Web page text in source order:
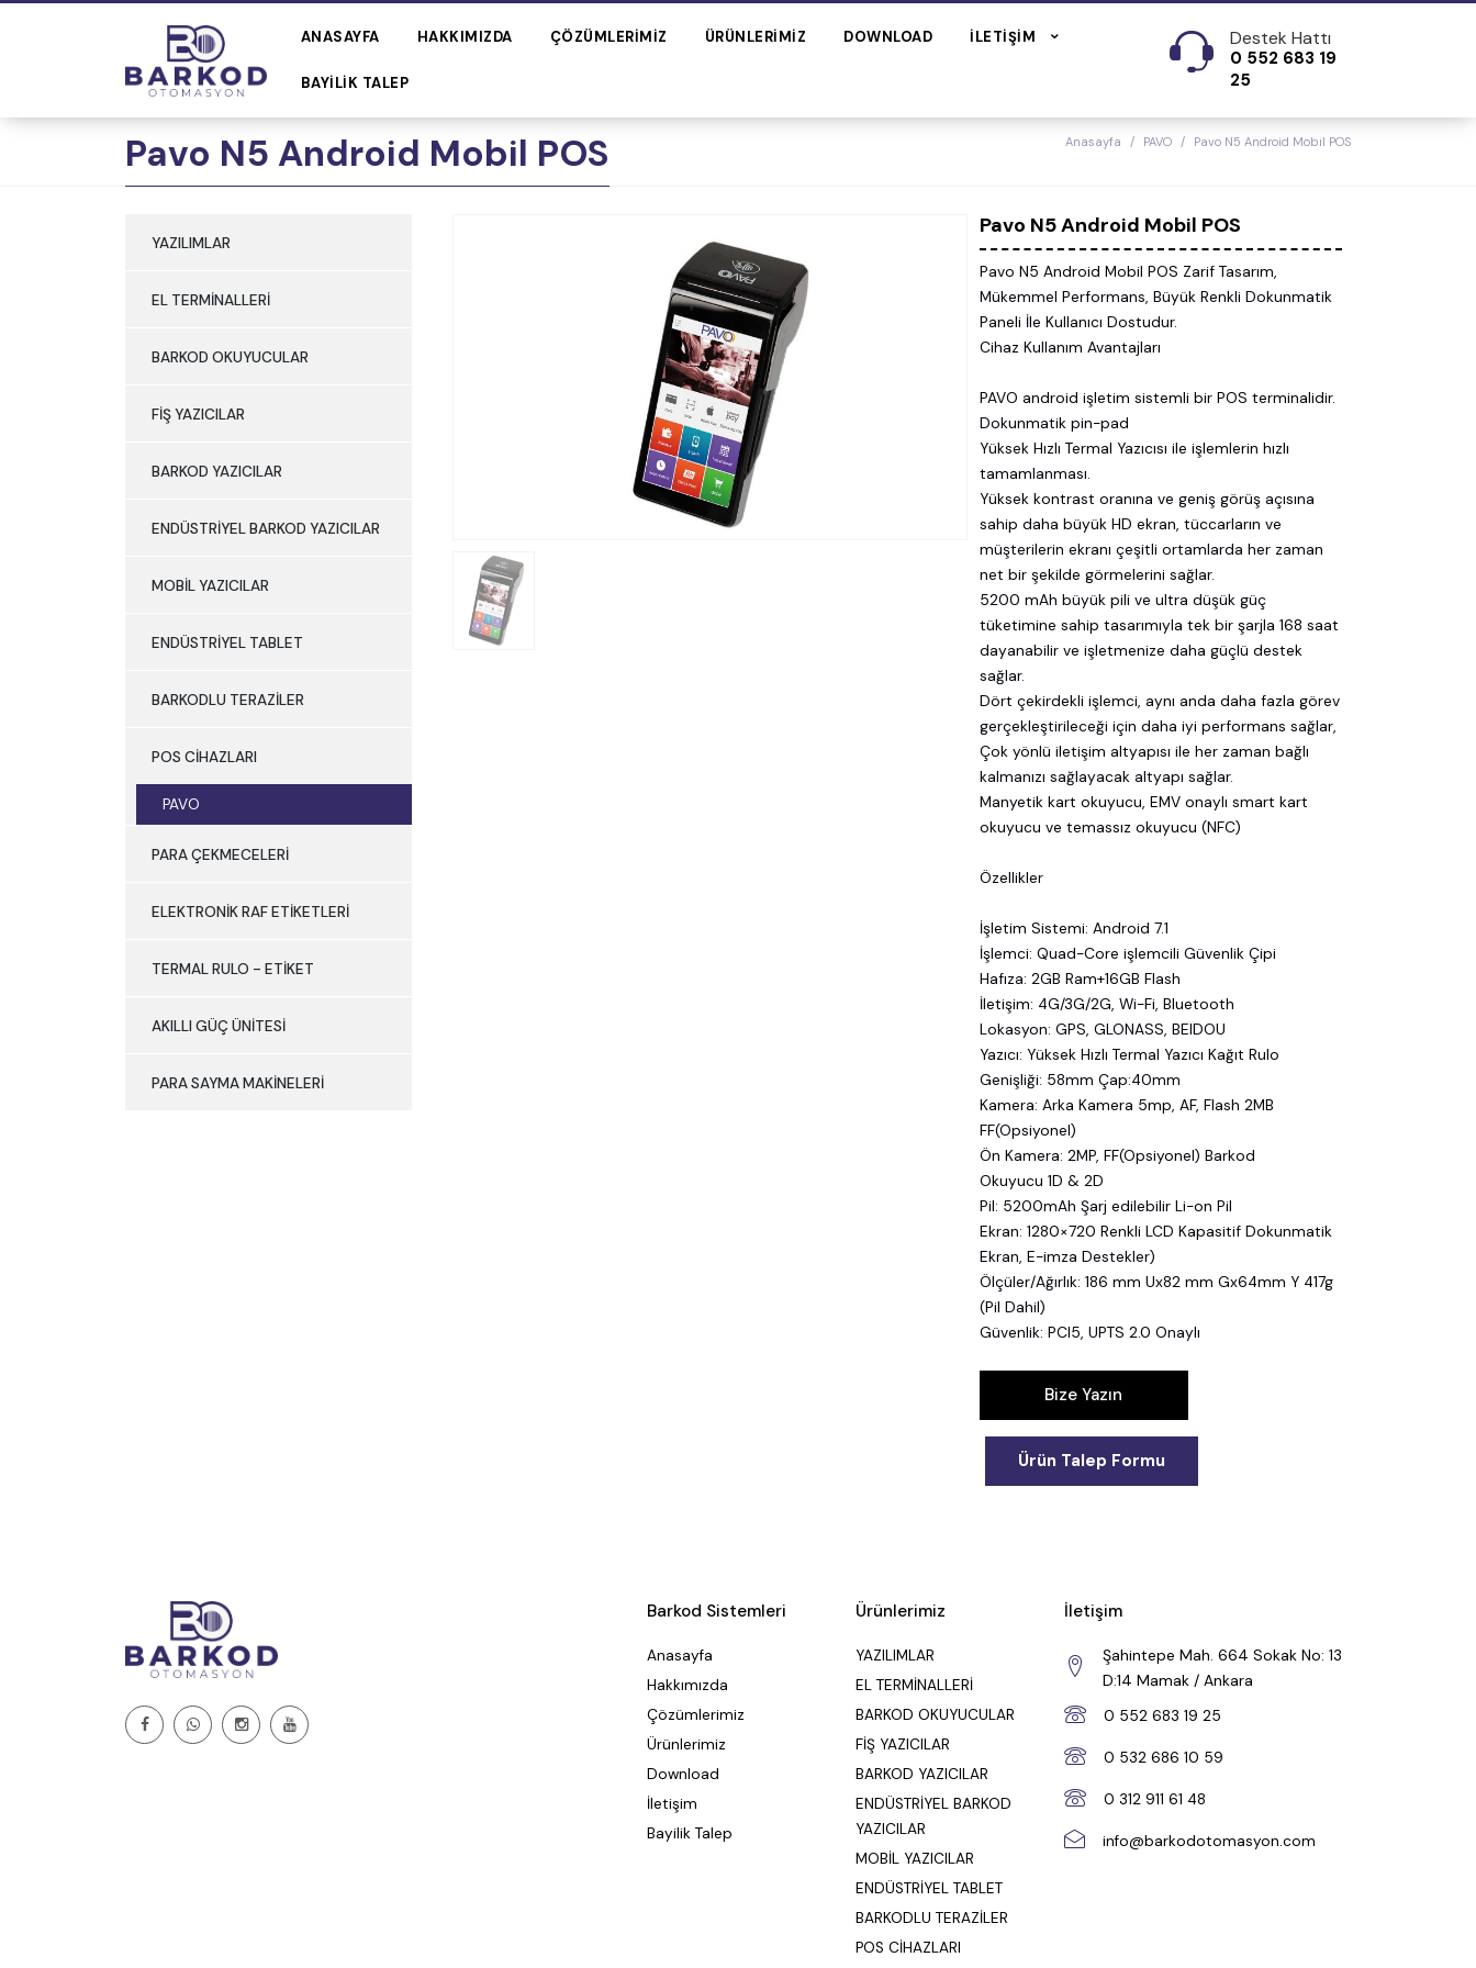
ANASAYFA HAKKIMIZDA ÇÖZÜMLERIMIZ ÜRÜNLERIMIZ DOWNLOAD İLETIŞIM
BAYILIK TALEP
Destek Hattı
0 552 683 19
25
Pavo N5 Android Mobil POS Anasayfa PAVO Pavo N5 Android Mobil POS
YAZILIMLAR
EL TERMİNALLERİ
BARKOD OKUYUCULAR
FİŞ YAZICILAR
BARKOD YAZICILAR
ENDÜSTRİYEL BARKOD YAZICILAR
MOBİL YAZICILAR
ENDÜSTRİYEL TABLET
BARKODLU TERAZİLER
POS CİHAZLARI
PAVO
PARA ÇEKMECELERİ
ELEKTRONİK RAF ETİKETLERİ
TERMAL RULO - ETİKET
AKILLI GÜÇ ÜNİTESİ
PARA SAYMA MAKİNELERİ
Pavo N5 Android Mobil POS
Pavo N5 Android Mobil POS Zarif Tasarım,
Mükemmel Performans, Büyük Renkli Dokunmatik
Paneli İle Kullanıcı Dostudur.
Cihaz Kullanım Avantajları
PAVO android işletim sistemli bir POS terminalidir.
Dokunmatik pin-pad
Yüksek Hızlı Termal Yazıcısı ile işlemlerin hızlı
tamamlanması.
Yüksek kontrast oranına ve geniş görüş açısına
sahip daha büyük HD ekran, tüccarların ve
müşterilerin ekranı çeşitli ortamlarda her zaman
net bir şekilde görmelerini sağlar.
5200 mAh büyük pili ve ultra düşük güç
tüketimine sahip tasarımıyla tek bir şarjla 168 saat
dayanabilir ve işletmenize daha güçlü destek
sağlar.
Dört çekirdekli işlemci, aynı anda daha fazla görev
gerçekleştirileceği için daha iyi performans sağlar,
Çok yönlü iletişim altyapısı ile her zaman bağlı
kalmanızı sağlayacak altyapı sağlar.
Manyetik kart okuyucu, EMV onaylı smart kart
okuyucu ve temassız okuyucu (NFC)
Özellikler
İşletim Sistemi: Android 7.1
İşlemci: Quad-Core işlemcili Güvenlik Çipi
Hafıza: 2GB Ram+16GB Flash
İletişim: 4G/3G/2G, Wi-Fi, Bluetooth
Lokasyon: GPS, GLONASS, BEIDOU
Yazıcı: Yüksek Hızlı Termal Yazıcı Kağıt Rulo
Genişliği: 58mm Çap:40mm
Kamera: Arka Kamera 5mp, AF, Flash 2MB
FF(Opsiyonel)
Ön Kamera: 2MP, FF(Opsiyonel) Barkod
Okuyucu 1D & 2D
Pil: 5200mAh Şarj edilebilir Li-on Pil
Ekran: 1280×720 Renkli LCD Kapasitif Dokunmatik
Ekran, E-imza Destekler)
Ölçüler/Ağırlık: 186 mm Ux82 mm Gx64mm Y 417g
(Pil Dahil)
Güvenlik: PCI5, UPTS 2.0 Onaylı
Bize Yazın
Ürün Talep Formu
Barkod Sistemleri
Anasayfa
Hakkımızda
Çözümlerimiz
Ürünlerimiz
Download
İletişim
Bayilik Talep
Ürünlerimiz
YAZILIMLAR
EL TERMİNALLERİ
BARKOD OKUYUCULAR
FİŞ YAZICILAR
BARKOD YAZICILAR
ENDÜSTRİYEL BARKOD
YAZICILAR
MOBİL YAZICILAR
ENDÜSTRİYEL TABLET
BARKODLU TERAZİLER
POS CİHAZLARI
İletişim
Şahintepe Mah. 664 Sokak No: 13
D:14 Mamak / Ankara
0 552 683 19 25
0 532 686 10 59
0 312 911 61 48
info@barkodotomasyon.com